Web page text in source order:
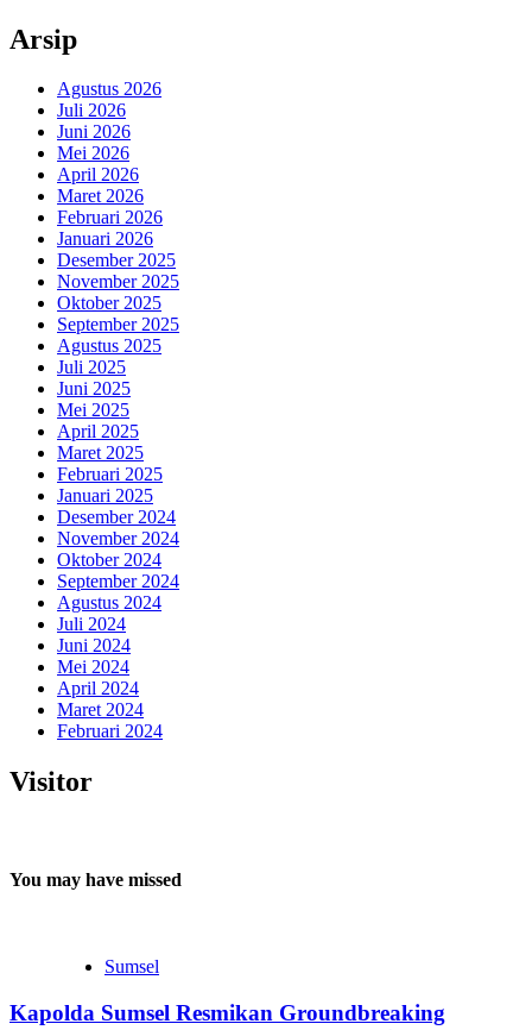
Arsip
Agustus 2026
Juli 2026
Juni 2026
Mei 2026
April 2026
Maret 2026
Februari 2026
Januari 2026
Desember 2025
November 2025
Oktober 2025
September 2025
Agustus 2025
Juli 2025
Juni 2025
Mei 2025
April 2025
Maret 2025
Februari 2025
Januari 2025
Desember 2024
November 2024
Oktober 2024
September 2024
Agustus 2024
Juli 2024
Juni 2024
Mei 2024
April 2024
Maret 2024
Februari 2024
Visitor
You may have missed
Sumsel
Kapolda Sumsel Resmikan Groundbreaking